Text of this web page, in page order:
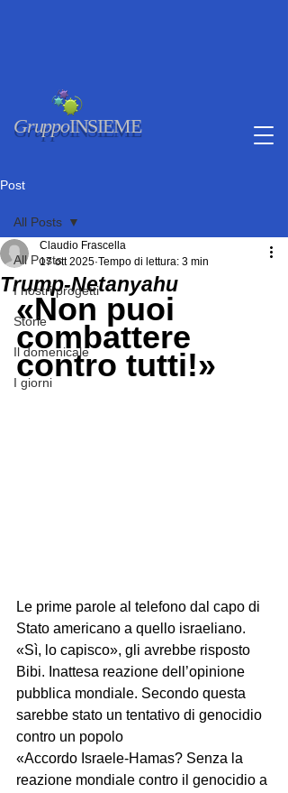
GruppoINSIEME
Post
All Posts
I nostri progetti
Storie
Il domenicale
I giorni
All Posts
Trump-Netanyahu
Claudio Frascella
17 ott 2025 Tempo di lettura: 3 min
«Non puoi
combattere
contro tutti!»
Le prime parole al telefono dal capo di
Stato americano a quello israeliano.
«Sì, lo capisco», gli avrebbe risposto
Bibi. Inattesa reazione dell’opinione
pubblica mondiale. Secondo questa
sarebbe stato un tentativo di genocidio
contro un popolo
«Accordo Israele-Hamas? Senza la
reazione mondiale contro il genocidio a